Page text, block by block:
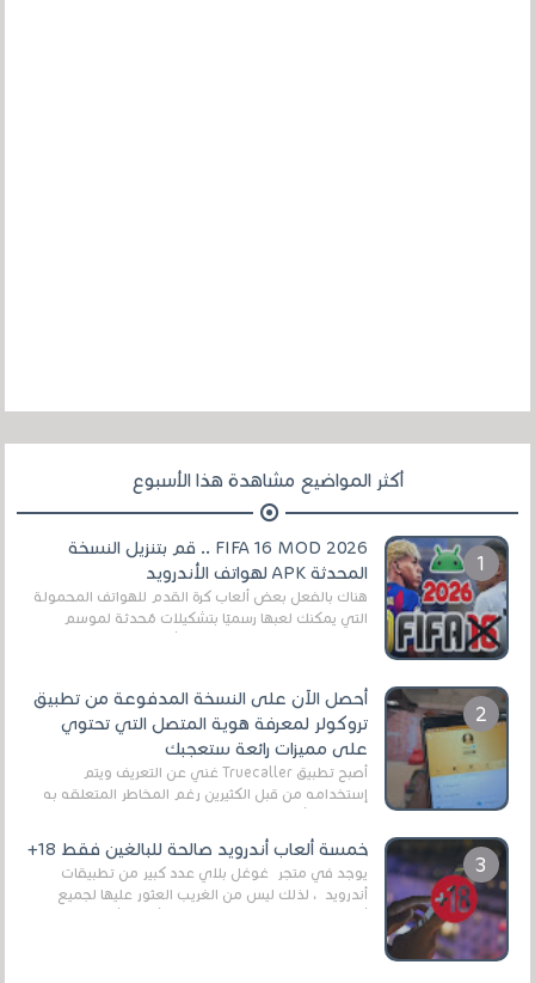
أكثر المواضيع مشاهدة هذا الأسبوع
FIFA 16 MOD 2026 .. قم بتنزيل النسخة
المحدثة APK لهواتف الأندرويد
هناك بالفعل بعض ألعاب كرة القدم للهواتف المحمولة
التي يمكنك لعبها رسميًا بتشكيلات مُحدثة لموسم
أحصل الآن على النسخة المدفوعة من تطبيق
تروكولر لمعرفة هوية المتصل التي تحتوي
على مميزات رائعة ستعجبك
أصبح تطبيق Truecaller غني عن التعريف ويتم
إستخدامه من قبل الكثيرين رغم المخاطر المتعلقه به
خمسة ألعاب أندرويد صالحة للبالغين فقط 18+
يوجد في متجر غوغل بلاي عدد كبير من تطبيقات
أندرويد ، لذلك ليس من الغريب العثور عليها لجميع